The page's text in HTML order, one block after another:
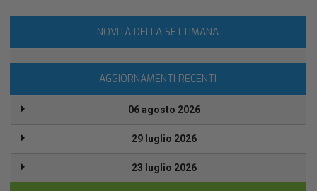
NOVITÀ DELLA SETTIMANA
AGGIORNAMENTI RECENTI
06 agosto 2026
29 luglio 2026
23 luglio 2026